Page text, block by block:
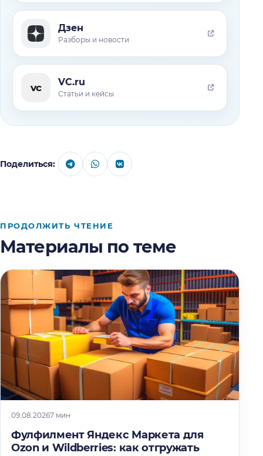
Дзен
Разборы и новости
vc VC.ru
Статьи и кейсы
Поделиться:
ПРОДОЛЖИТЬ ЧТЕНИЕ
Материалы по теме
09.08.20267 мин
Фулфилмент Яндекс Маркета для
Ozon и Wildberries: как отгружать